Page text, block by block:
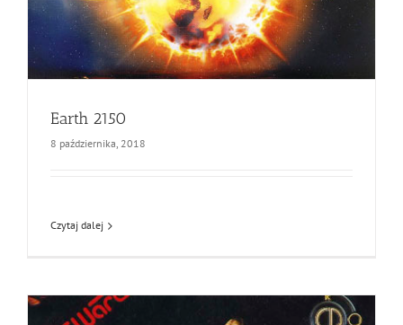
Earth 2150
8 października, 2018
Czytaj dalej